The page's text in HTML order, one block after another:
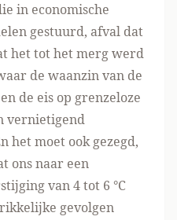
in economische
gestuurd, afval dat
het tot het merg werd
de waanzin van de
de eis op grenzeloze
vernietigend
het moet ook gezegd,
ons naar een
van 4 tot 6 °C
gevolgen